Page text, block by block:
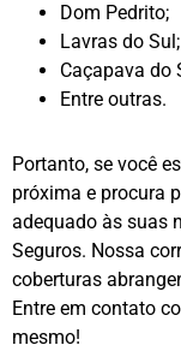
Dom Pedrito;
Lavras do Sul;
Caçapava do
Entre outras.
Portanto, se você
próxima e procura
adequado às suas
Seguros. Nossa
coberturas
Entre em contato
mesmo!